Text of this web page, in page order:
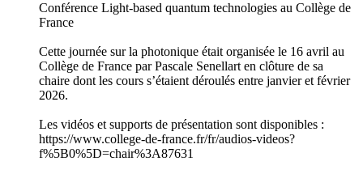
Conférence Light-based quantum technologies au Collège de
France
Cette journée sur la photonique était organisée le 16 avril au
Collège de France par Pascale Senellart en clôture de sa
chaire dont les cours s’étaient déroulés entre janvier et février
2026.
Les vidéos et supports de présentation sont disponibles :
https://www.college-de-france.fr/fr/audios-videos?
f%5B0%5D=chair%3A87631